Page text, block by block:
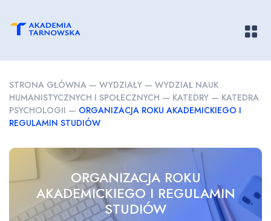
STRONA GŁÓWNA — WYDZIAŁY — WYDZIAŁ NAUK
HUMANISTYCZNYCH I SPOŁECZNYCH — KATEDRY — KATEDRA
PSYCHOLOGII — ORGANIZACJA ROKU AKADEMICKIEGO I
REGULAMIN STUDIÓW
ORGANIZACJA ROKU
AKADEMICKIEGO I REGULAMIN
STUDIÓW